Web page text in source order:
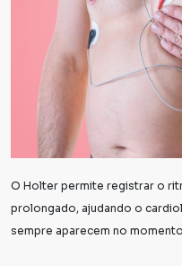
O Holter permite registrar o
prolongado, ajudando o
sempre aparecem no